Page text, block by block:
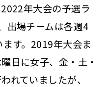
年大会の予選ラ
出場チームは各週4
す。2019年大会ま
日に女子、金・土・
れていましたが、